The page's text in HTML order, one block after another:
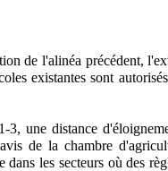
de l'alinéa précédent,
existantes sont
une distance
de la chambre
les secteurs où des